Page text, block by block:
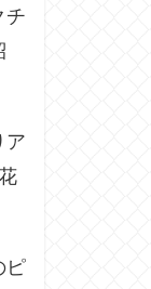
チ
ア
ピ